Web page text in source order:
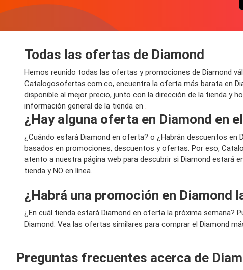
Todas las ofertas de Diamond
Hemos reunido todas las ofertas y promociones de Diamond
Catalogosofertas.com.co, encuentra la oferta más barata en
disponible al mejor precio, junto con la dirección de la tienda y
información general de la tienda en .
¿Hay alguna oferta en Diamond en
¿Cuándo estará Diamond en oferta? o ¿Habrán descuentos
basados en promociones, descuentos y ofertas. Por eso,
atento a nuestra página web para descubrir si Diamond estará
tienda y NO en línea.
¿Habrá una promoción en Diamond
¿En cuál tienda estará Diamond en oferta la próxima semana?
Diamond. Vea las ofertas similares para comprar el Diamond
Preguntas frecuentes acerca de